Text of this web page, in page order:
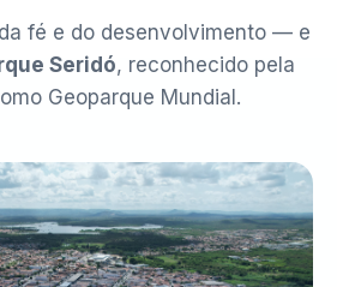
fé e do desenvolvimento — e
Seridó, reconhecido pela
Geoparque Mundial.